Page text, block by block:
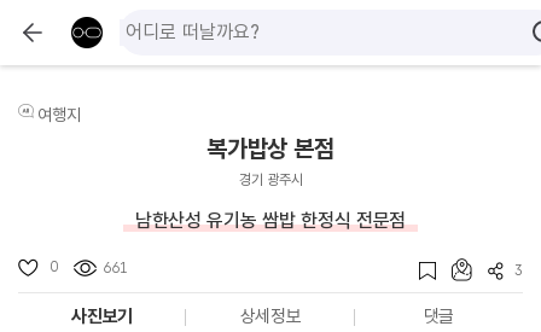
여행지
복가밥상 본점
경기 광주시
남한산성 유기농 쌈밥 한정식 전문점
0 661 3
사진보기 상세정보 댓글